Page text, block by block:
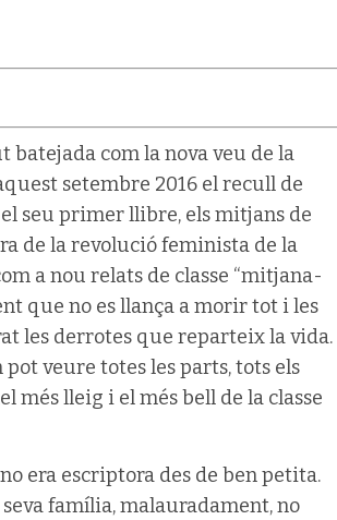
batejada com la nova veu de la
setembre 2016 el recull de
seu primer llibre, els mitjans de
de la revolució feminista de la
a nou relats de classe “mitjana-
que no es llança a morir tot i les
les derrotes que reparteix la vida.
veure totes les parts, tots els
més lleig i el més bell de la classe
era escriptora des de ben petita.
família, malauradament, no